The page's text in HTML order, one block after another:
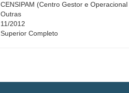
CENSIPAM (Centro Gestor e
Outras
11/2012
Superior Completo